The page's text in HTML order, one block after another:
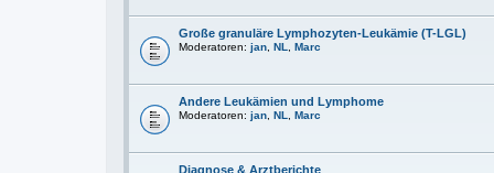
Große granuläre Lymphozyten-Leukämie (T-LGL)
Moderatoren: jan NL Marc
Andere Leukämien und Lymphome
Moderatoren: jan NL Marc
Diagnose & Arztberichte